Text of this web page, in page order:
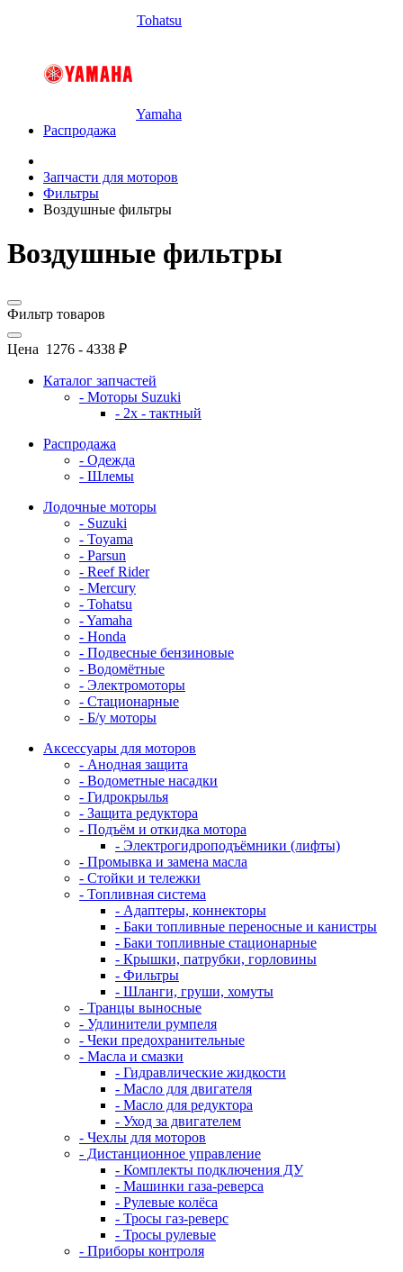
Tohatsu
Yamaha
Распродажа
Запчасти для моторов
Фильтры
Воздушные фильтры
Воздушные фильтры
Фильтр товаров
Цена 1276 - 4338 ₽
Каталог запчастей
- Моторы Suzuki
- 2x - тактный
Распродажа
- Одежда
- Шлемы
Лодочные моторы
- Suzuki
- Toyama
- Parsun
- Reef Rider
- Mercury
- Tohatsu
- Yamaha
- Honda
- Подвесные бензиновые
- Водомётные
- Электромоторы
- Стационарные
- Б/у моторы
Аксессуары для моторов
- Анодная защита
- Водометные насадки
- Гидрокрылья
- Защита редуктора
- Подъём и откидка мотора
- Электрогидроподъёмники (лифты)
- Промывка и замена масла
- Стойки и тележки
- Топливная система
- Адаптеры, коннекторы
- Баки топливные переносные и канистры
- Баки топливные стационарные
- Крышки, патрубки, горловины
- Фильтры
- Шланги, груши, хомуты
- Транцы выносные
- Удлинители румпеля
- Чеки предохранительные
- Масла и смазки
- Гидравлические жидкости
- Масло для двигателя
- Масло для редуктора
- Уход за двигателем
- Чехлы для моторов
- Дистанционное управление
- Комплекты подключения ДУ
- Машинки газа-реверса
- Рулевые колёса
- Тросы газ-реверс
- Тросы рулевые
- Приборы контроля